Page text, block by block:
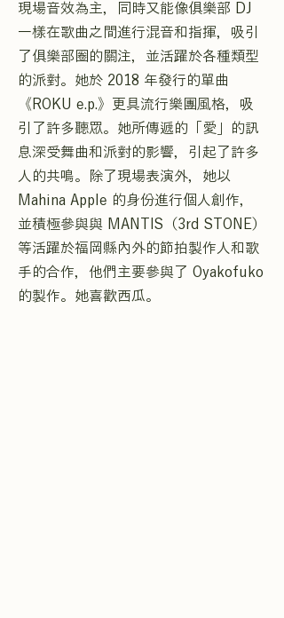
現場音效為主，同時又能像俱樂部 DJ
一樣在歌曲之間進行混音和指揮，吸引
了俱樂部圈的關注，並活躍於各種類型
的派對。她於 2018 年發行的單曲
《ROKU e.p.》更具流行樂團風格，吸
引了許多聽眾。她所傳遞的「愛」的訊
息深受舞曲和派對的影響，引起了許多
人的共鳴。除了現場表演外，她以
Mahina Apple 的身份進行個人創作，
並積極參與與 MANTIS（3rd STONE）
等活躍於福岡縣內外的節拍製作人和歌
手的合作，他們主要參與了 Oyakofuko
的製作。她喜歡西瓜。